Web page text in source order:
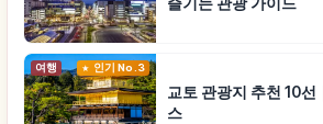
즐기는 관광 가이드
여행 인기 No.3
교토 관광지 추천 10선
스